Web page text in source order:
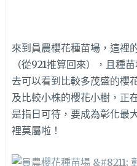
來到員農櫻花種苗場，這裡
（從921推算回來），且種
去可以看到比較多茂盛的櫻
及比較小株的櫻花小樹，正
是指日可待，要成為彰化最
裡莫屬啦！